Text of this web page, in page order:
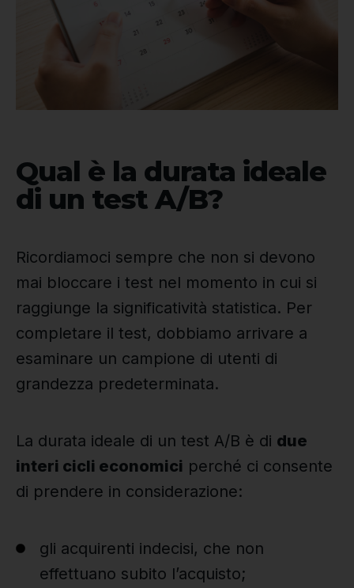
Qual è la durata ideale
di un test A/B?
Ricordiamoci sempre che non si devono
mai bloccare i test nel momento in cui si
raggiunge la significatività statistica. Per
completare il test, dobbiamo arrivare a
esaminare un campione di utenti di
grandezza predeterminata.
La durata ideale di un test A/B è di due
interi cicli economici perché ci consente
di prendere in considerazione:
gli acquirenti indecisi, che non
effettuano subito l’acquisto;